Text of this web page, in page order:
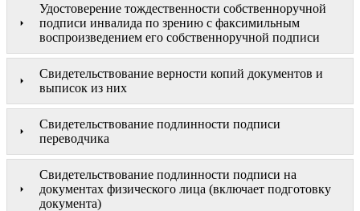
Удостоверение тождественности собственноручной
подписи инвалида по зрению с факсимильным
воспроизведением его собственноручной подписи
Свидетельствование верности копий документов и
выписок из них
Свидетельствование подлинности подписи
переводчика
Свидетельствование подлинности подписи на
документах физического лица (включает подготовку
документа)